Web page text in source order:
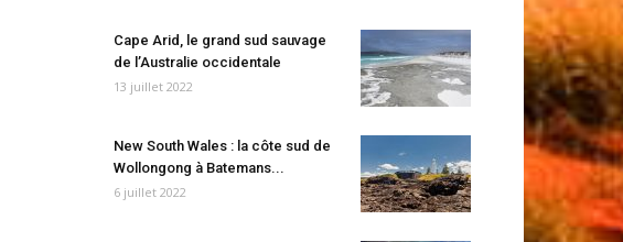
Cape Arid, le grand sud sauvage
de l’Australie occidentale
13 juillet 2022
New South Wales : la côte sud de
Wollongong à Batemans...
6 juillet 2022